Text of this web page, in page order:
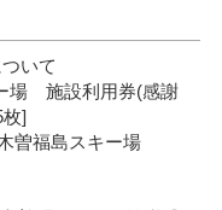
いて
場 施設利用券(感謝
]
曽福島スキー場